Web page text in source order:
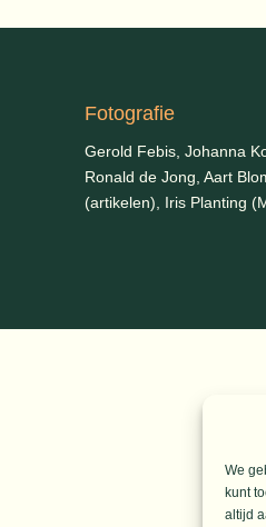
We
kunt
altijd
Fotografie
Gerold Febis, Johanna
Ronald de Jong, Aart
(artikelen), Iris Planting